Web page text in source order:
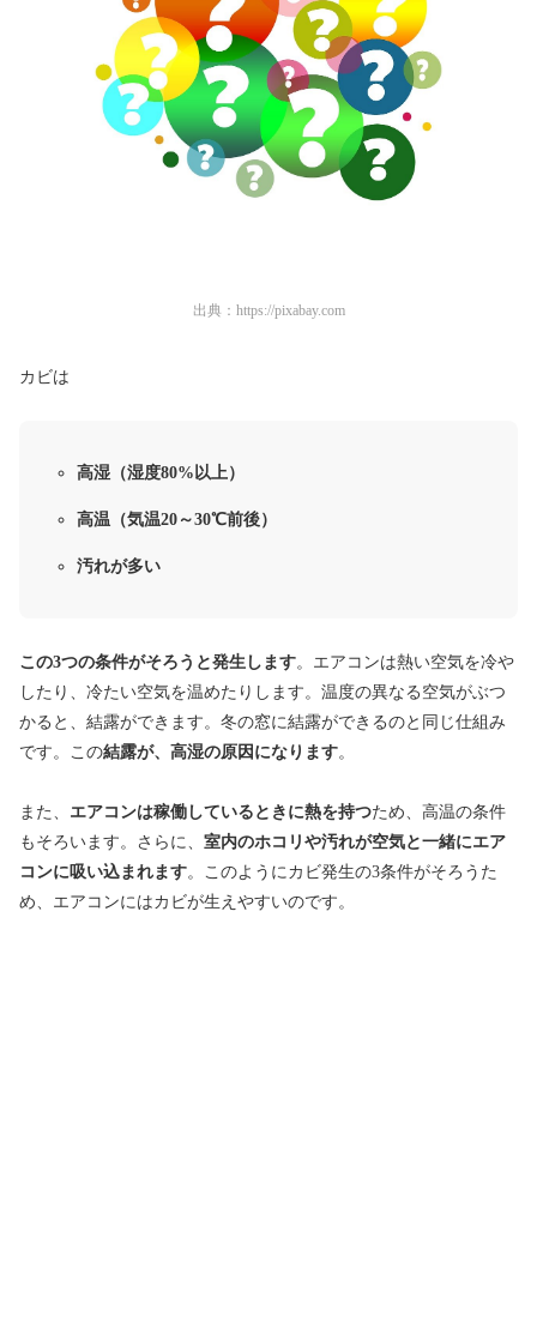
出典： https://pixabay.com
カビは
高湿（湿度80%以上）
高温（気温20～30℃前後）
汚れが多い
この3つの条件がそろうと発生します。エアコンは熱い空気を冷や
したり、冷たい空気を温めたりします。温度の異なる空気がぶつ
かると、結露ができます。冬の窓に結露ができるのと同じ仕組み
です。この結露が、高湿の原因になります。
また、 エアコンは稼働しているときに熱を持つため、高温の条件
もそろいます。さらに、 室内のホコリや汚れが空気と一緒にエア
コンに吸い込まれます。このようにカビ発生の3条件がそろうた
め、エアコンにはカビが生えやすいのです。